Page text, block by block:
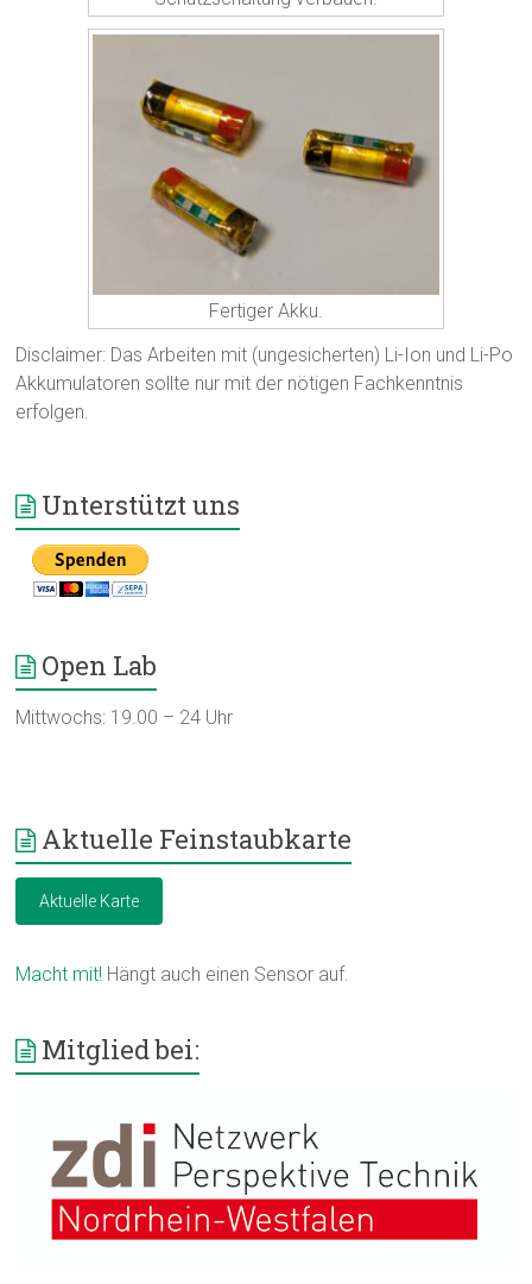
Fertiger Akku.
Disclaimer: Das Arbeiten mit (ungesicherten) Li-Ion und Li-Po
Akkumulatoren sollte nur mit der nötigen Fachkenntnis
erfolgen.
Unterstützt uns
Open Lab
Mittwochs: 19.00 – 24 Uhr
Aktuelle Feinstaubkarte
Aktuelle Karte
Macht mit! Hängt auch einen Sensor auf.
Mitglied bei: